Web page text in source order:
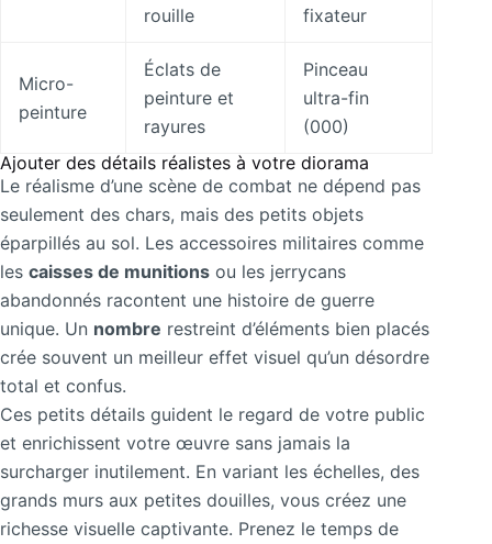
rouille fixateur
Micro-
peinture
Éclats de
peinture et
rayures
Pinceau
ultra-fin
(000)
Ajouter des détails réalistes à votre diorama
Le réalisme d’une scène de combat ne dépend pas
seulement des chars, mais des petits objets
éparpillés au sol. Les accessoires militaires comme
les caisses de munitions ou les jerrycans
abandonnés racontent une histoire de guerre
unique. Un nombre restreint d’éléments bien placés
crée souvent un meilleur effet visuel qu’un désordre
total et confus.
Ces petits détails guident le regard de votre public
et enrichissent votre œuvre sans jamais la
surcharger inutilement. En variant les échelles, des
grands murs aux petites douilles, vous créez une
richesse visuelle captivante. Prenez le temps de